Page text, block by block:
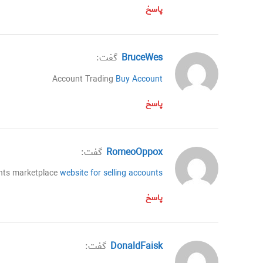
پاسخ
BruceWes گفت:
Account Trading Buy Account
پاسخ
RomeoOppox گفت:
marketplacewebsite for selling accounts
پاسخ
DonaldFaisk گفت: